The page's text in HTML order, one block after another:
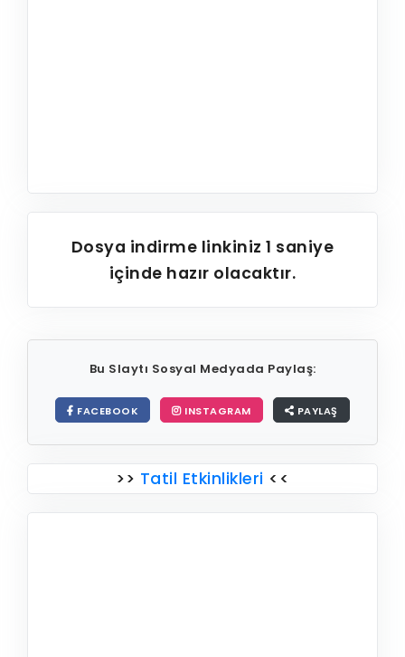
Dosya indirme linkiniz1 saniye
içinde hazır olacaktır.
Bu Slaytı Sosyal Medyada Paylaş:
FACEBOOK INSTAGRAM PAYLAŞ
>> Tatil Etkinlikleri <<